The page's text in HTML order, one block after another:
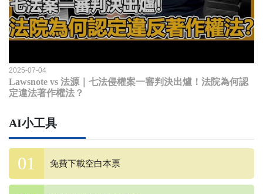
2025-07-04
Lawsnote vs 法源｜七法侵權案一審判決出爐！法院為何認
定違法著作權法？
AI小工具
免費下載空白本票